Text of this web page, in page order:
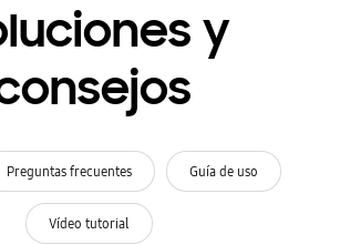
y
Preguntas frecuentes Guía de uso
Vídeo tutorial